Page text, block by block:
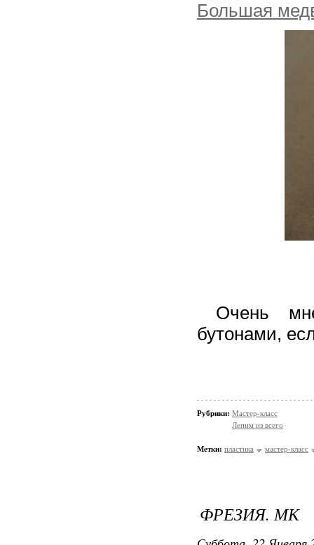
Большая
Очень
бутонами,
Рубрики: Мастер-класс
Лепим из всего
Метки: пластика мастер-класс
ФРЕЗИЯ. МК